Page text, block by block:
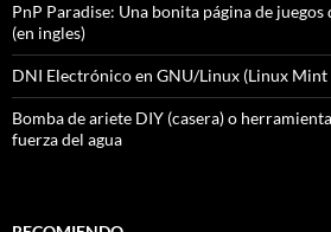
PnP Paradise: Una bonita página de
(en ingles)
DNI Electrónico en GNU/Linux (Linux Mint
Bomba de ariete DIY (casera) o
fuerza del agua